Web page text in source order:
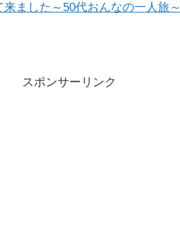
ました～50代おんなの一人旅～
スポンサーリンク